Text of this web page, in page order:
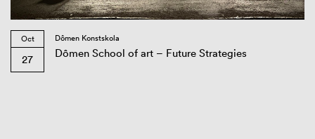
Oct
27
Dômen Konstskola
Dômen School of art – Future Strategies